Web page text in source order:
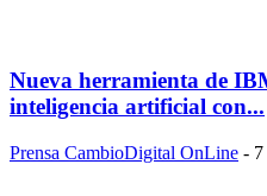
Nueva herramienta de
inteligencia artificial con...
Prensa CambioDigital OnLine -